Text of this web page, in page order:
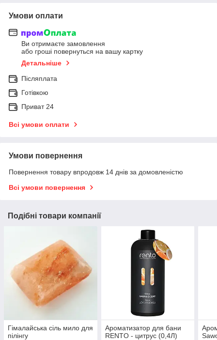
Умови оплати
Ви отримаєте замовлення
або гроші повернуться на вашу картку
Детальніше
Післяплата
Готівкою
Приват 24
Всі умови оплати
Умови повернення
Повернення товару впродовж 14 днів за домовленістю
Всі умови повернення
Подібні товари компанії
Гімалайська сіль мило для
пілінгу
Ароматизатор для бани
RENTO - цитрус (0,4Л)